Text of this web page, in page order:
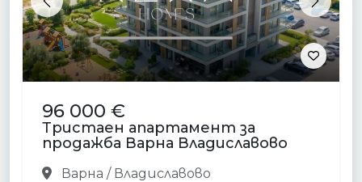
Previous Next
96 000 €
Тристаен апартамент за
продажба Варна Владиславово
Варна / Владиславово